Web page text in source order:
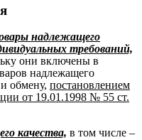
надлежащего
требований,
они включены в
надлежащего
обмену, постановлением
от 19.01.1998 № 55 ст.
качества, в том числе –